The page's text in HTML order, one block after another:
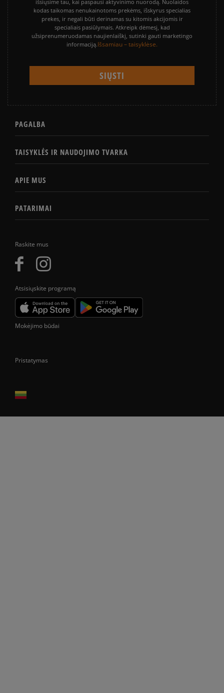
Raskite mus
Atsisiųskite programą
išsiųsime tau, kai paspausi aktyvinimo nuorodą. Nuolaidos
kodas taikomas nenukainotoms prekėms, išskyrus specialias
prekes, ir negali būti derinamas su kitomis akcijomis ir
specialiais pasiūlymais. Atkreipk dėmesį, kad
užsiprenumeruodamas naujienlaiškį, sutinki gauti marketingo
informaciją.Išsamiau – taisyklėse.
PAGALBA
TAISYKLĖS IR NAUDOJIMO TVARKA
APIE MUS
PATARIMAI
Mokėjimo būdai
Pristatymas